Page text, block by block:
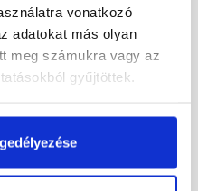
vonatkozó
adatokat más olyan
meg számukra vagy az
gyűjtöttek.
Thermomaster akril